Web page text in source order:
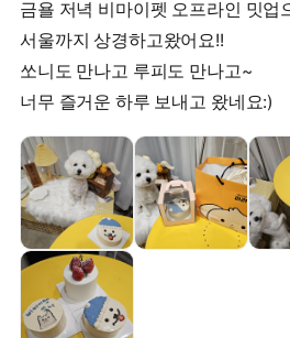
금욜 저녁 비마이펫 오프라인 밋업
서울까지 상경하고왔어요!!
쏘니도 만나고 루피도 만나고~